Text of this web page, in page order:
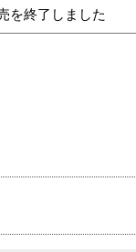
を終了しました